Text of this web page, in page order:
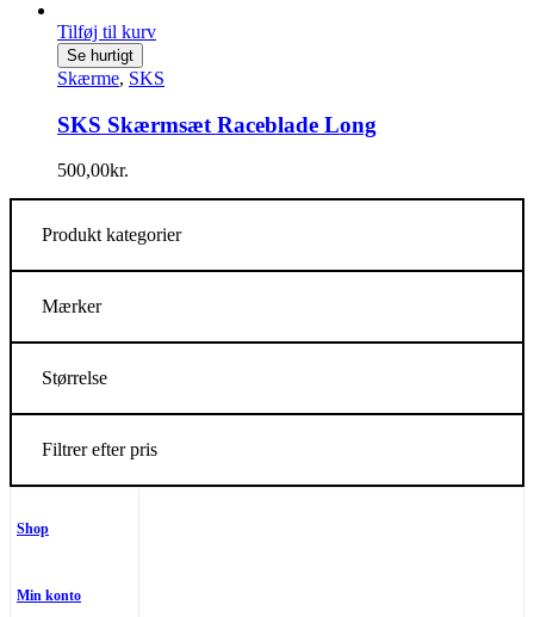
Tilføj til kurv
Se hurtigt
Skærme, SKS
SKS Skærmsæt Raceblade Long
500,00kr.
Produkt kategorier
Mærker
Størrelse
Filtrer efter pris
Shop
Min konto